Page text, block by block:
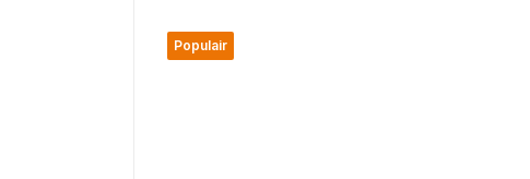
Populair